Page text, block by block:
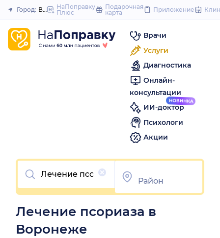
to
Закрыть
Город: ВоронежНаПоправку
Плюс
Подарочная
карта
Приложение
Врачи
Услуги
Диагностика
Онлайн-
консультации
ИИ-доктор
Психологи
Акции
Очистить
Лечение псориаза в
Воронеже